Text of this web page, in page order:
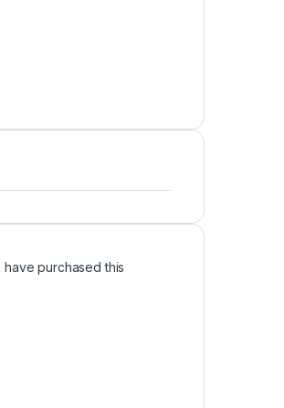
purchased this